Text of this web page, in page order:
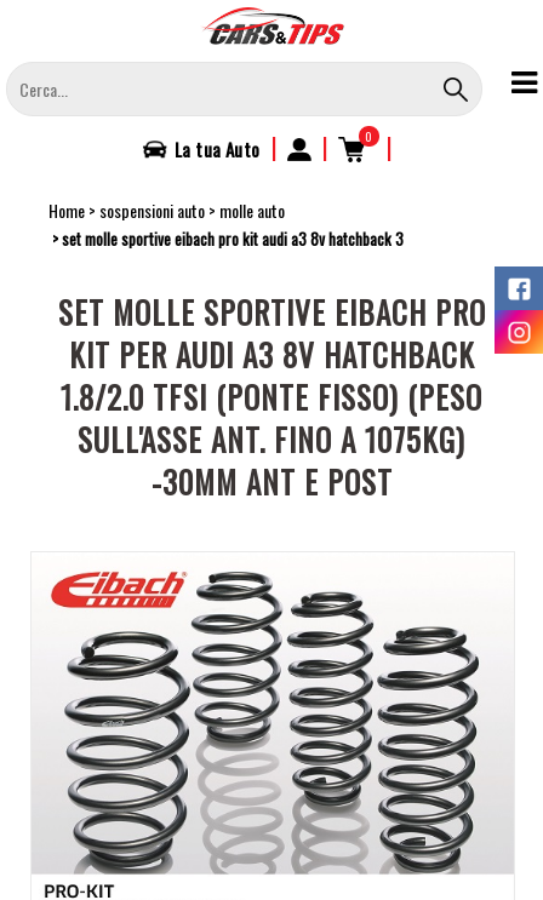
contenuto
principale
La tuaAuto | | 0 |
Home sospensioni auto molle auto
set molle sportive eibach pro kit audi a3 8v hatchback 3
SET MOLLE SPORTIVE EIBACH PRO
KIT PER AUDI A3 8V HATCHBACK
1.8/2.0 TFSI (PONTE FISSO) (PESO
SULL'ASSE ANT. FINO A 1075KG)
-30MM ANT E POST